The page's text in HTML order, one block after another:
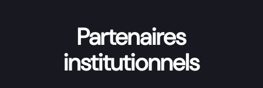
Partenaires
institutionnels